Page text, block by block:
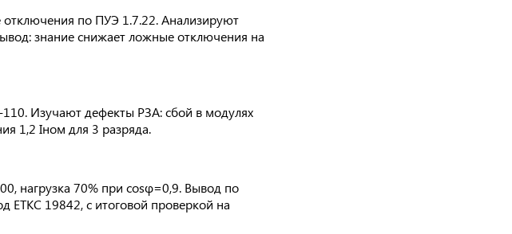
отключения по ПУЭ 1.7.22. Анализируют
знание снижает ложные отключения на
Изучают дефекты РЗА: сбой в модулях
1,2 Iном для 3 разряда.
нагрузка 70% при cosφ=0,9. Вывод по
ЕТКС 19842, с итоговой проверкой на